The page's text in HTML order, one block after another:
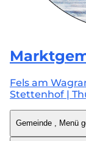
Fels am
Stettenhof |
Gemeinde , Menü